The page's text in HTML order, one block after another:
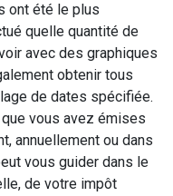
ont été le plus
quelle quantité de
avec des graphiques
obtenir tous
de dates spécifiée.
vous avez émises
annuellement ou dans
vous guider dans le
de votre impôt